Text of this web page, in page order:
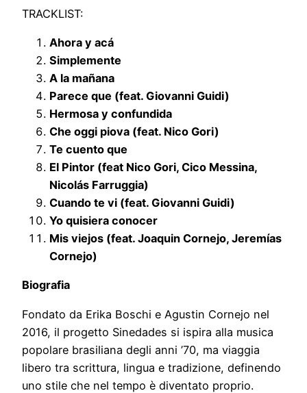
TRACKLIST:
Ahora y acá
Simplemente
A la mañana
Parece que (feat. Giovanni Guidi)
Hermosa y confundida
Che oggi piova (feat. Nico Gori)
Te cuento que
El Pintor (feat Nico Gori, Cico Messina,
Nicolás Farruggia)
Cuando te vi (feat. Giovanni Guidi)
Yo quisiera conocer
Mis viejos (feat. Joaquin Cornejo, Jeremías
Cornejo)
Biografia
Fondato da Erika Boschi e Agustin Cornejo nel
2016, il progetto Sinedades si ispira alla musica
popolare brasiliana degli anni ’70, ma viaggia
libero tra scrittura, lingua e tradizione, definendo
uno stile che nel tempo è diventato proprio.